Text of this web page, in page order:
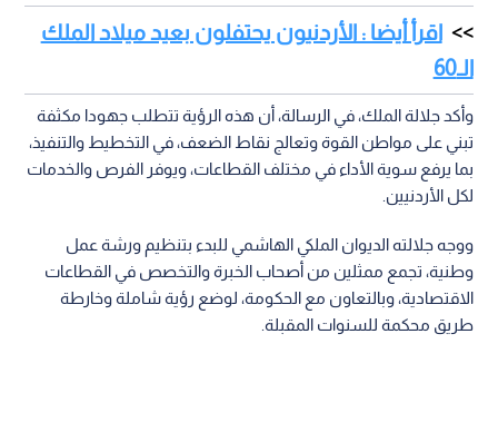
اقرأ أيضا : الأردنيون يحتفلون بعيد ميلاد الملك
الـ60
وأكد جلالة الملك، في الرسالة، أن هذه الرؤية تتطلب جهودا مكثفة
تبني على مواطن القوة وتعالج نقاط الضعف، في التخطيط والتنفيذ،
بما يرفع سوية الأداء في مختلف القطاعات، ويوفر الفرص والخدمات
لكل الأردنيين.
ووجه جلالته الديوان الملكي الهاشمي للبدء بتنظيم ورشة عمل
وطنية، تجمع ممثلين من أصحاب الخبرة والتخصص في القطاعات
الاقتصادية، وبالتعاون مع الحكومة، لوضع رؤية شاملة وخارطة
طريق محكمة للسنوات المقبلة.